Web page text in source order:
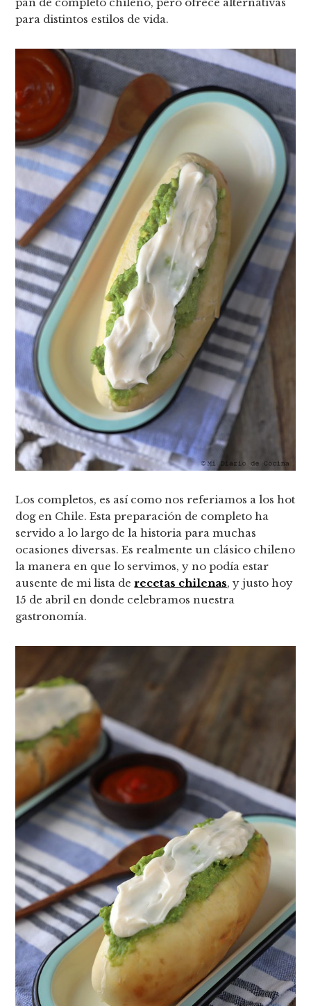
pan de completo chileno, pero ofrece alternativas
para distintos estilos de vida.
Los completos, es así como nos referiamos a los hot
dog en Chile. Esta preparación de completo ha
servido a lo largo de la historia para muchas
ocasiones diversas. Es realmente un clásico chileno
la manera en que lo servimos, y no podía estar
ausente de mi lista derecetas chilenas, y justo hoy
15 de abril en donde celebramos nuestra
gastronomía.